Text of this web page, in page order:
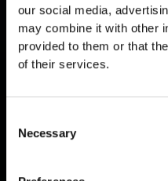
our social media,
may combine it with other
provided to them or that
of their services.
Selection
Necessary
Cardiogen 20 mg
€89,00